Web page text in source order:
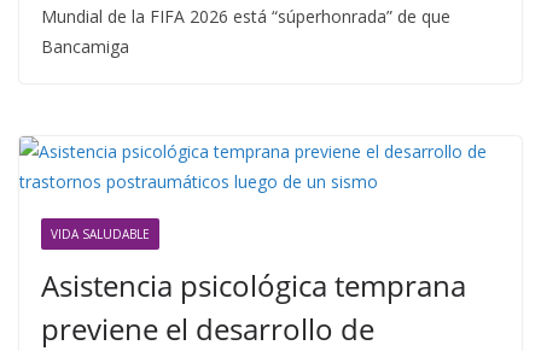
Mundial de la FIFA 2026 está “súperhonrada” de que
Bancamiga
VIDA SALUDABLE
Asistencia psicológica temprana
previene el desarrollo de